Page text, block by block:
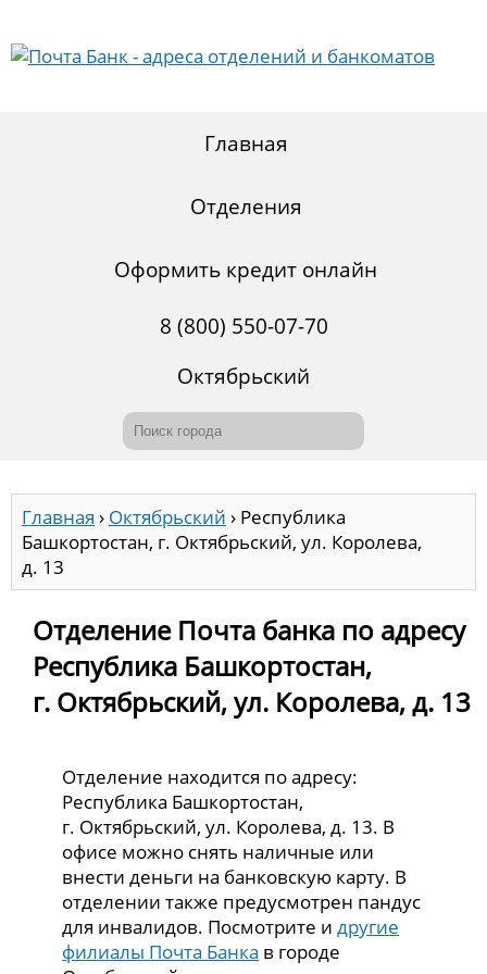
Главная
Отделения
Оформить кредит онлайн
8 (800) 550-07-70
Октябрьский
Главная › Октябрьский › Республика
Башкортостан, г. Октябрьский, ул. Королева,
д. 13
Отделение Почта банка по адресу
Республика Башкортостан,
г. Октябрьский, ул. Королева, д. 13
Отделение находится по адресу:
Республика Башкортостан,
г. Октябрьский, ул. Королева, д. 13. В
офисе можно снять наличные или
внести деньги на банковскую карту. В
отделении также предусмотрен пандус
для инвалидов. Посмотрите идругие
филиалы Почта Банка в городе